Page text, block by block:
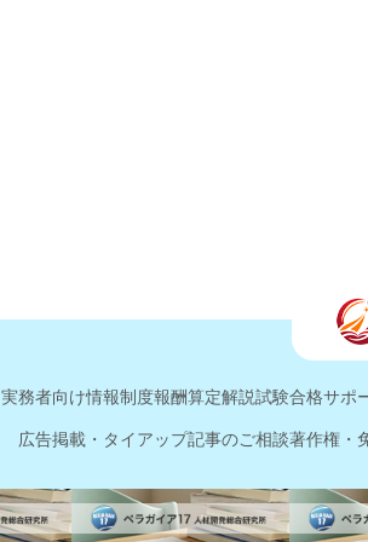
実務者向け情報制度報酬算定解説試験合格サポ
広告掲載・タイアップ記事のご相談著作権・